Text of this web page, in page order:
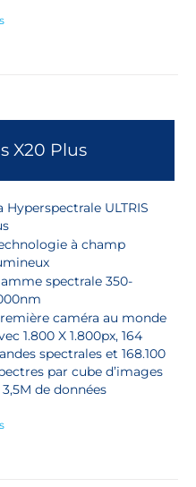
X20 Plus
Hyperspectrale ULTRIS
à champ
spectrale 350-
caméra au monde
1.800 X 1.800px, 164
spectrales et 168.100
par cube d’images
3,5M de données